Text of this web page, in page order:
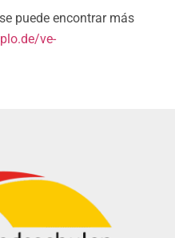
puede encontrar más
ve-